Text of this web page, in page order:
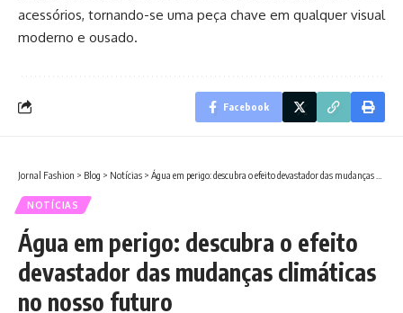
acessórios, tornando-se uma peça chave em qualquer visual
moderno e ousado.
Facebook
Jornal Fashion > Blog > Notícias > Água em perigo: descubra o efeito devastador das mudanças climáticas no nosso futuro
NOTÍCIAS
Água em perigo: descubra o efeito
devastador das mudanças climáticas
no nosso futuro